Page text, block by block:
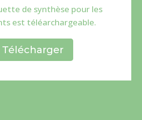
de synthèse pour les
est téléarchargeable.
Télécharger